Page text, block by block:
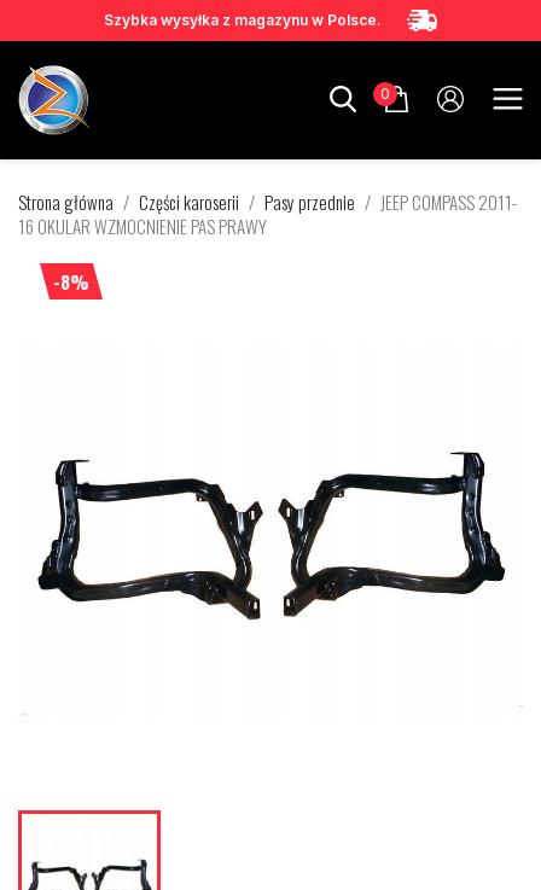
Szybka wysyłka z magazynu w Polsce.
0
Strona główna Części karoserii Pasy przednie
JEEP COMPASS 2011-
16 OKULAR WZMOCNIENIE PAS PRAWY
-8%